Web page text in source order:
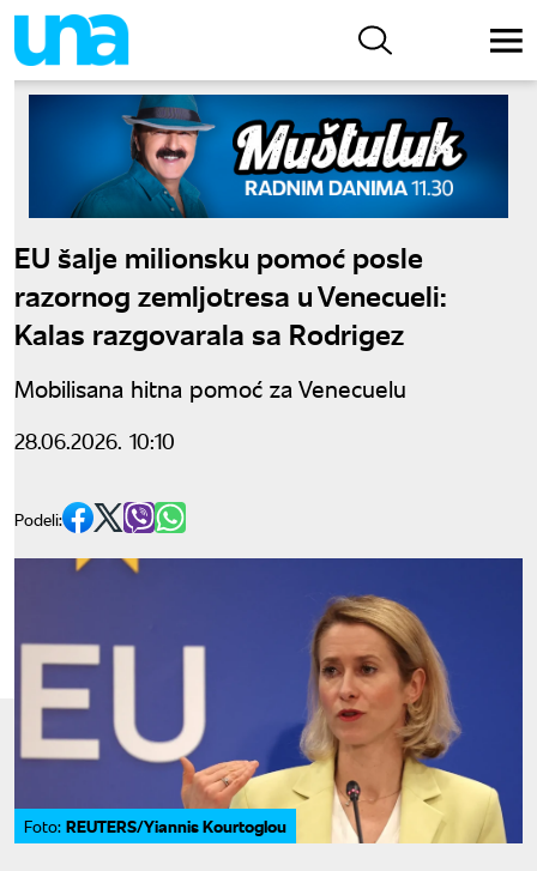
EU šalje milionsku pomoć posle
razornog zemljotresa u Venecueli:
Kalas razgovarala sa Rodrigez
Mobilisana hitna pomoć za Venecuelu
28.06.2026. 10:10
Podeli:
Foto: REUTERS/Yiannis Kourtoglou